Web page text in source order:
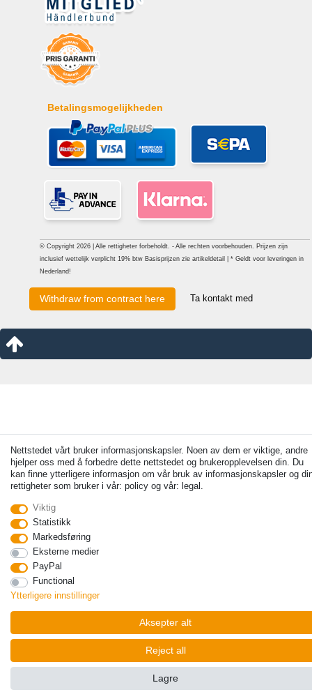
Betalingsmogelijkheden
© Copyright 2026 | Alle rettigheter forbeholdt. - Alle rechten voorbehouden. Prijzen zijn
inclusief wettelijk verplicht 19% btw Basisprijzen zie artikeldetail | * Geldt voor leveringen in
Nederland!
Withdraw from contract here Ta kontakt med
Nettstedet vårt bruker informasjonskapsler. Noen av dem er viktige, andre
hjelper oss med å forbedre dette nettstedet og brukeropplevelsen din. Du
kan finne ytterligere informasjon om vår bruk av informasjonskapsler og
rettigheter som bruker i vår: policy og vår: legal.
Viktig
Statistikk
Markedsføring
Eksterne medier
PayPal
Functional
Ytterligere innstillinger
Aksepter alt
Reject all
Lagre